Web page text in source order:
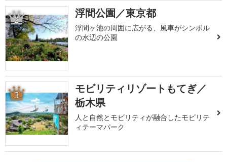
2 浮間公園／東京都
浮間ヶ池の周囲に広がる、風車がシンボル
の水辺の公園
3
モビリティリゾートもてぎ／
栃木県
人と自然とモビリティが融合したモビリテ
ィテーマパーク